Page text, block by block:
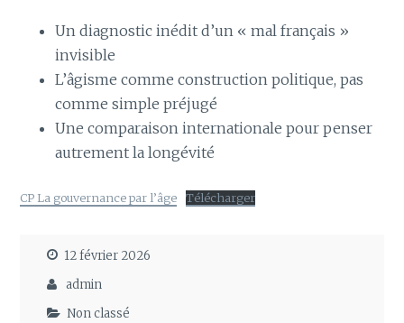
Un diagnostic inédit d’un « mal français »
invisible
L’âgisme comme construction politique, pas
comme simple préjugé
Une comparaison internationale pour penser
autrement la longévité
CP La gouvernance par l’âge Télécharger
12 février 2026
admin
Non classé